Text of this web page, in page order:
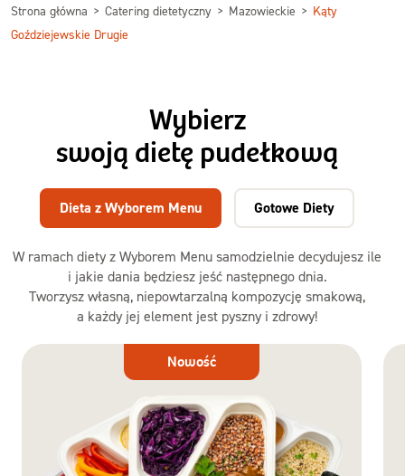
Strona główna Catering dietetyczny Mazowieckie
Kąty
Goździejewskie Drugie
Wybierz
swoją dietę pudełkową
W ramach diety z Wyborem Menu samodzielnie decydujesz ile
i jakie dania będziesz jeść następnego dnia.
Tworzysz własną, niepowtarzalną kompozycję smakową,
a każdy jej element jest pyszny i zdrowy!
Dieta z Wyborem Menu Gotowe Diety
Dieta
Nowość